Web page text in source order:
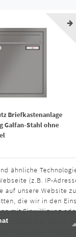
Briefkastenanlage
Galfan-Stahl ohne
Versandkosten
- 6 Wochen
ähnliche
(z.B. IP-
auf unsere Website
die wir in den
mit Einwilligung
besteht das
Sie unser